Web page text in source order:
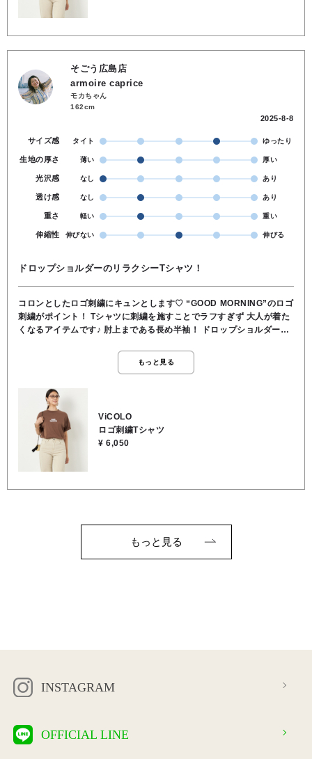
そごう広島店
armoire caprice
モカちゃん
162cm
2025-8-8
サイズ感 タイト ゆったり
生地の厚さ 薄い 厚い
光沢感 なし あり
透け感 なし あり
重さ 軽い 重い
伸縮性 伸びない 伸びる
ドロップショルダーのリラクシーTシャツ！
コロンとしたロゴ刺繍にキュンとします♡ “GOOD MORNING”のロゴ
刺繍がポイント！ Tシャツに刺繍を施すことでラフすぎず 大人が着た
くなるアイテムです♪ 肘上まである長め半袖！ ドロップショルダーに
すい！ カジュアルにもシックにもなるブラウンカラーです🤎 ✏️ドロッ
プショルダー･･･袖付け部分を通常よりも低い位置に取り付けたデザイ
見る」でアイテムチェック！ ◆ コットン100％ ◆手洗い可 ◆
ViCOLO🇮🇹(イタリア)
もっと見る
ViCOLO
ロゴ刺繍Tシャツ
¥ 6,050
もっと見る
INSTAGRAM
OFFICIAL LINE